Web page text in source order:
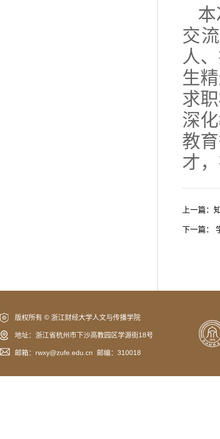
交
人
生
求
深
教
才
上一篇：
下一篇：
版权所有 © 浙江财经大学人文与传播学院
地址：浙江省杭州市下沙高教园区学源街18号
邮箱：rwxy@zufe.edu.cn 邮编：310018